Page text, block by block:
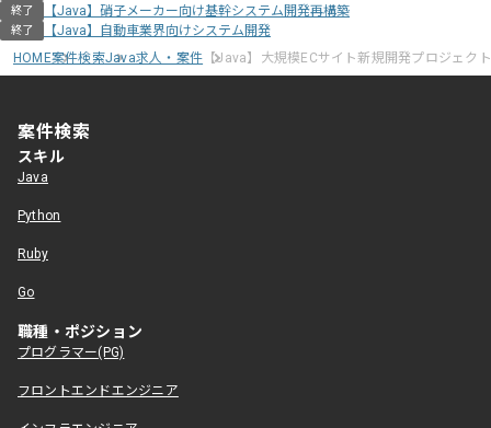
終了 【Java】硝子メーカー向け基幹システム開発再構築
終了
【Java】自動車業界向けシステム開発
HOME案件検索Java求人・案件 【Java】大規模ECサイト新規開発プロジェク
案件検索
スキル
Java
Python
Ruby
Go
職種・ポジション
プログラマー(PG)
フロントエンドエンジニア